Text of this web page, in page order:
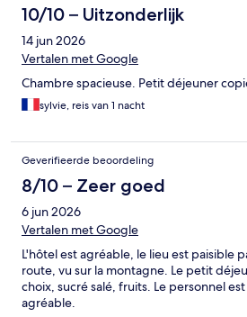
10/10 – Uitzonderlijk
14 jun 2026
Vertalen met Google
Chambre spacieuse. Petit déjeuner
sylvie, reis van 1 nacht
Geverifieerde beoordeling
8/10 – Zeer goed
6 jun 2026
Vertalen met Google
L'hôtel est agréable, le lieu est paisible
route, vu sur la montagne. Le petit
choix, sucré salé, fruits. Le personnel
agréable.